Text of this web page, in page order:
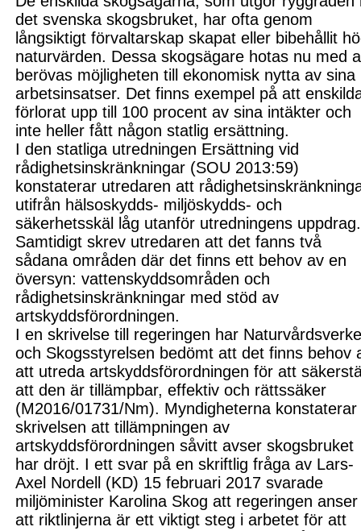
det svenska skogsbruket, har ofta genom
långsiktigt förvaltarskap skapat eller bibehållit
naturvärden. Dessa skogsägare hotas nu med
berövas möjligheten till ekonomisk nytta av sina
arbetsinsatser. Det finns exempel på att
förlorat upp till 100 procent av sina intäkter och
inte heller fått någon statlig ersättning.
I den statliga utredningen Ersättning vid
rådighetsinskränkningar (SOU 2013:59)
konstaterar utredaren att
utifrån hälsoskydds- miljöskydds- och
säkerhetsskäl låg utanför utredningens uppdrag.
Samtidigt skrev utredaren att det fanns två
sådana områden där det finns ett behov av en
översyn: vattenskyddsområden och
rådighetsinskränkningar med stöd av
artskyddsförordningen.
I en skrivelse till regeringen har
och Skogsstyrelsen bedömt att det finns behov
att utreda artskyddsförordningen för att
att den är tillämpbar, effektiv och rättssäker
(M2016/01731/Nm). Myndigheterna konstaterar
skrivelsen att tillämpningen av
artskyddsförordningen såvitt avser skogsbruket
har dröjt. I ett svar på en skriftlig fråga av Lars-
Axel Nordell (KD) 15 februari 2017 svarade
miljöminister Karolina Skog att regeringen anser
att riktlinjerna är ett viktigt steg i arbetet för att